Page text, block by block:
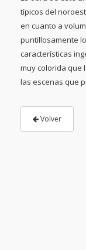
típicos del
en cuanto a
puntillosamente
características
muy colorida que
las escenas que
Volver